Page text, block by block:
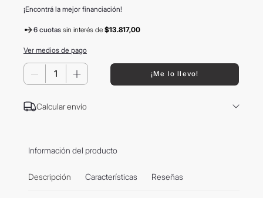
¡Encontrá la mejor financiación!
6 cuotas sin interésde $13.817,00
Ver medios de pago
＋
－ ¡Me lo llevo!
Calcular envío
Información del producto
Descripción Características Reseñas